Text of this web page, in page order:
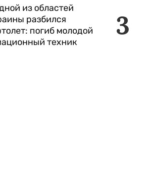
3
из областей
разбился
погиб молодой
техник